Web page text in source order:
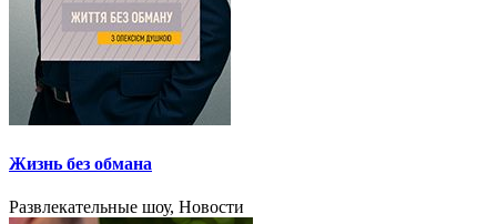
Жизнь без обмана
Развлекательные шоу, Новости